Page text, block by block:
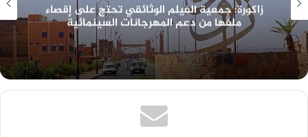
زاكورة: جمعية الفيلم الوثائقي تحتج على إقصاء
ملفها من دعم المهرجانات السينمائية